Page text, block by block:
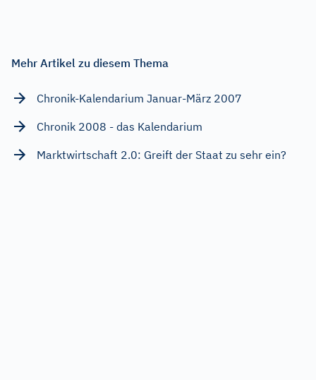
Mehr Artikel zu diesem Thema
Chronik-Kalendarium Januar-März 2007
Chronik 2008 - das Kalendarium
Marktwirtschaft 2.0: Greift der Staat zu sehr ein?